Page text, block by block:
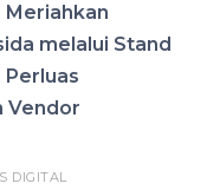
Meriahkan
melalui Stand
Perluas
Vendor
DIGITAL